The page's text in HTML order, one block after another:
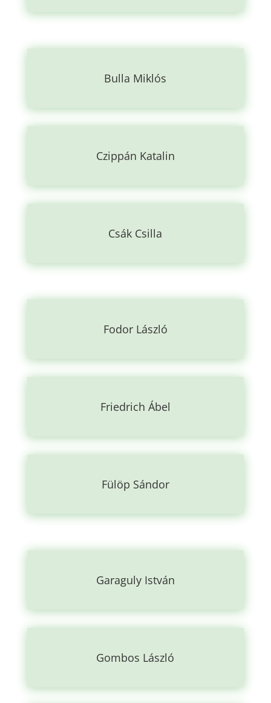
Bulla Miklós
Czippán Katalin
Csák Csilla
Fodor László
Friedrich Ábel
Fülöp Sándor
Garaguly István
Gombos László